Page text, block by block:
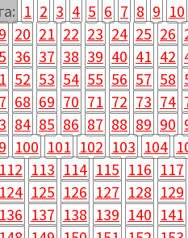
1 2 3 4 5 6 7 8 9 10
20 21 22 23 24 25 26
36 37 38 39 40 41 42
52 53 54 55 56 57 58
68 69 70 71 72 73 74
84 85 86 87 88 89 90
100 101 102 103 104
112 113 114 115 116 117
124 125 126 127 128 129
136 137 138 139 140 141